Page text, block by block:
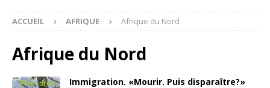
ACCUEIL AFRIQUE Afrique du Nord
Afrique du Nord
Immigration. «Mourir. Puis disparaître?»